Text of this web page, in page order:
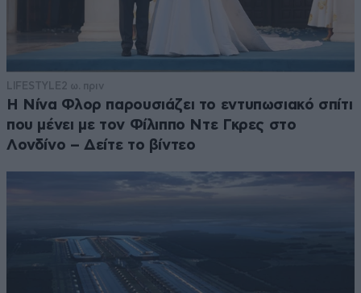
LIFESTYLE2 ω. πριν
Η Νίνα Φλορ παρουσιάζει το εντυπωσιακό σπίτι
που μένει με τον Φίλιππο Ντε Γκρες στο
Λονδίνο – Δείτε το βίντεο